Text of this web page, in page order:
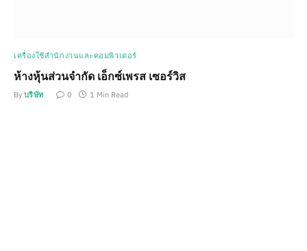
เครื่องใช้สำนักงานและคอมพิวเตอร์
ห้างหุ้นส่วนจำกัด เอ็กซ์เพรส เซอร์วิส
By บริษัท 0 1 Min Read